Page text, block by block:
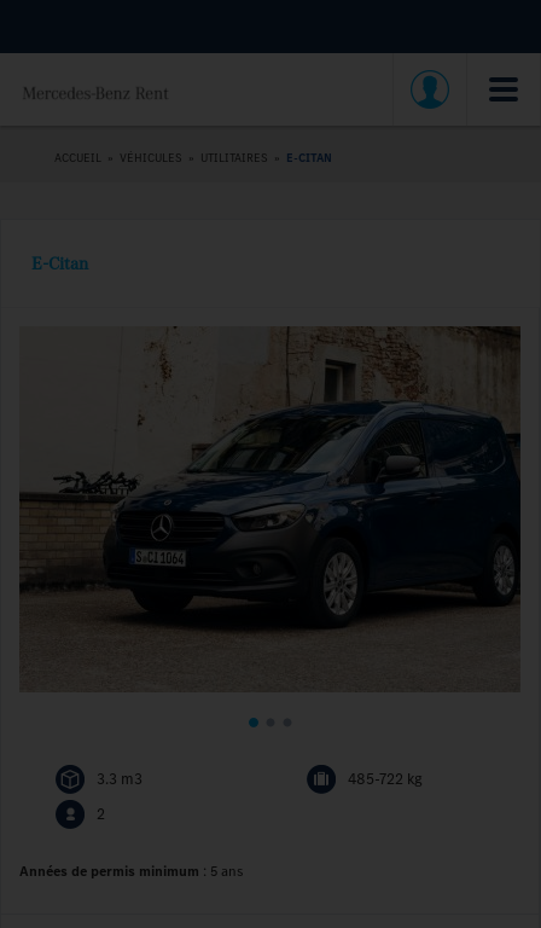
ACCUEIL » VÉHICULES » UTILITAIRES » E-CITAN
E-Citan
3.3 m3
485-722 kg
2
Années de permis minimum : 5 ans